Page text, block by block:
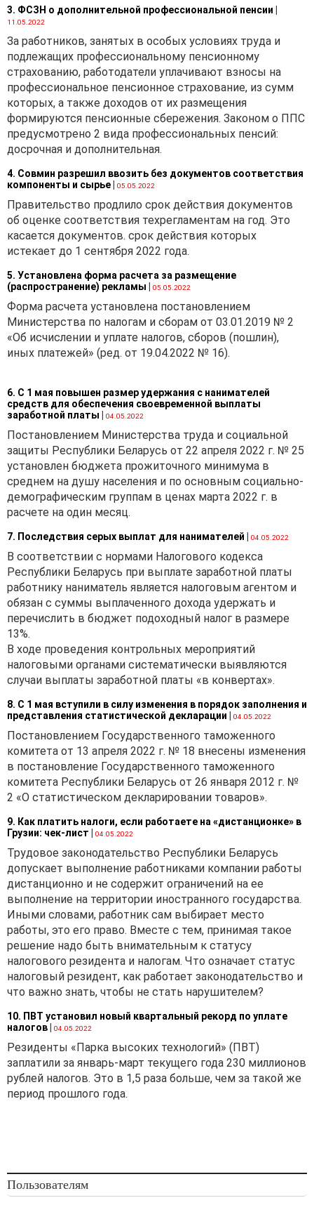
3. ФСЗН о дополнительной профессиональной пенсии
11.05.2022
За работников, занятых в особых условиях труда и
подлежащих профессиональному пенсионному
страхованию, работодатели уплачивают взносы на
профессиональное пенсионное страхование, из сумм
которых, а также доходов от их размещения
формируются пенсионные сбережения. Законом о ППС
предусмотрено 2 вида профессиональных пенсий:
досрочная и дополнительная.
4. Совмин разрешил ввозить без документов соответствия
компоненты и сырье
05.05.2022
Правительство продлило срок действия документов
об оценке соответствия техрегламентам на год. Это
касается документов. срок действия которых
истекает до 1 сентября 2022 года.
5. Установлена форма расчета за размещение
(распространение) рекламы
05.05.2022
Форма расчета установлена постановлением
Министерства по налогам и сборам от 03.01.2019 № 2
«Об исчислении и уплате налогов, сборов (пошлин),
иных платежей» (ред. от 19.04.2022 № 16).
6. С 1 мая повышен размер удержания с нанимателей
средств для обеспечения своевременной выплаты
заработной платы
04.05.2022
Постановлением Министерства труда и социальной
защиты Республики Беларусь от 22 апреля 2022 г. № 25
установлен бюджета прожиточного минимума в
среднем на душу населения и по основным социально-
демографическим группам в ценах марта 2022 г. в
расчете на один месяц.
7. Последствия серых выплат для нанимателей 04.05.2022
В соответствии с нормами Налогового кодекса
Республики Беларусь при выплате заработной платы
работнику наниматель является налоговым агентом и
обязан с суммы выплаченного дохода удержать и
перечислить в бюджет подоходный налог в размере
13%.
В ходе проведения контрольных мероприятий
налоговыми органами систематически выявляются
случаи выплаты заработной платы «в конвертах».
8. С 1 мая вступили в силу изменения в порядок заполнения и
представления статистической декларации
04.05.2022
Постановлением Государственного таможенного
комитета от 13 апреля 2022 г. № 18 внесены изменения
в постановление Государственного таможенного
комитета Республики Беларусь от 26 января 2012 г. №
2 «О статистическом декларировании товаров».
9. Как платить налоги, если работаете на «дистанционке» в
Грузии: чек-лист
04.05.2022
Трудовое законодательство Республики Беларусь
допускает выполнение работниками компании работы
дистанционно и не содержит ограничений на ее
выполнение на территории иностранного государства.
Иными словами, работник сам выбирает место
работы, это его право. Вместе с тем, принимая такое
решение надо быть внимательным к статусу
налогового резидента и налогам. Что означает статус
налоговый резидент, как работает законодательство и
что важно знать, чтобы не стать нарушителем?
10. ПВТ установил новый квартальный рекорд по уплате
налогов
04.05.2022
Резиденты «Парка высоких технологий» (ПВТ)
заплатили за январь-март текущего года 230 миллионов
рублей налогов. Это в 1,5 раза больше, чем за такой же
период прошлого года.
Пользователям